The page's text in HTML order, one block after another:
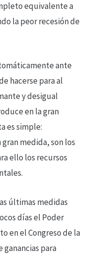
equivalente a
la peor recesión de
ante
hacerse para al
y desigual
en la gran
es simple:
medida, son los
ello los recursos
últimas medidas
días el Poder
en el Congreso de la
para